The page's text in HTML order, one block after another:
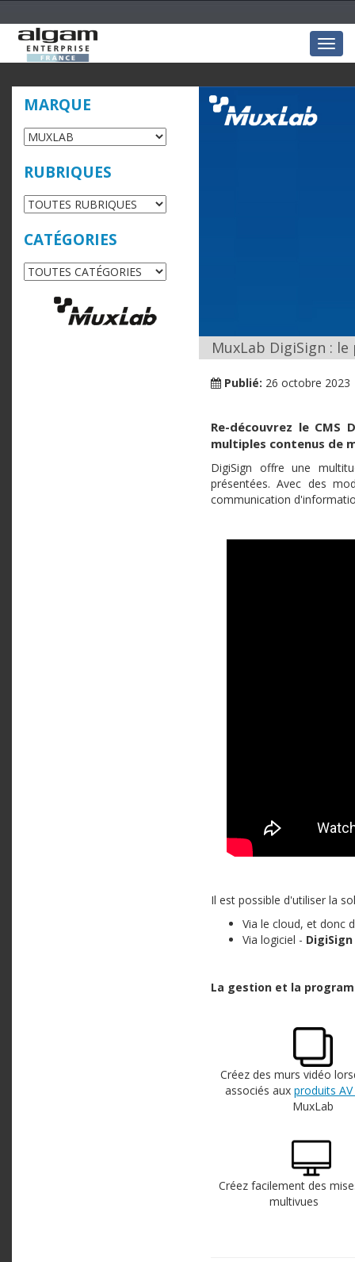
MARQUE
RUBRIQUES
CATÉGORIES
MuxLab DigiSign :
Publié: 26 octobre 2023
Re-découvrez le CMS
multiples contenus de
DigiSign offre une
présentées. Avec des
communication
Il est possible d'utiliser la
Via le cloud, et donc
Via logiciel -
La gestion et la
Créez des murs vidéo
associés aux produits
MuxLab
Créez facilement des
multivues